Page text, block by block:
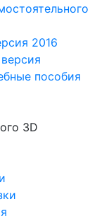
2016
пособия
3D